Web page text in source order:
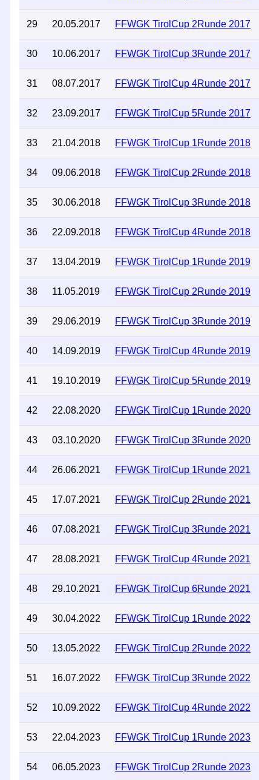
29 20.05.2017 FFWGK TirolCup 2Runde 2017
30 10.06.2017 FFWGK TirolCup 3Runde 2017
31 08.07.2017 FFWGK TirolCup 4Runde 2017
32 23.09.2017 FFWGK TirolCup 5Runde 2017
33 21.04.2018 FFWGK TirolCup 1Runde 2018
34 09.06.2018 FFWGK TirolCup 2Runde 2018
35 30.06.2018 FFWGK TirolCup 3Runde 2018
36 22.09.2018 FFWGK TirolCup 4Runde 2018
37 13.04.2019 FFWGK TirolCup 1Runde 2019
38 11.05.2019 FFWGK TirolCup 2Runde 2019
39 29.06.2019 FFWGK TirolCup 3Runde 2019
40 14.09.2019 FFWGK TirolCup 4Runde 2019
41 19.10.2019 FFWGK TirolCup 5Runde 2019
42 22.08.2020 FFWGK TirolCup 1Runde 2020
43 03.10.2020 FFWGK TirolCup 3Runde 2020
44 26.06.2021 FFWGK TirolCup 1Runde 2021
45 17.07.2021 FFWGK TirolCup 2Runde 2021
46 07.08.2021 FFWGK TirolCup 3Runde 2021
47 28.08.2021 FFWGK TirolCup 4Runde 2021
48 29.10.2021 FFWGK TirolCup 6Runde 2021
49 30.04.2022 FFWGK TirolCup 1Runde 2022
50 13.05.2022 FFWGK TirolCup 2Runde 2022
51 16.07.2022 FFWGK TirolCup 3Runde 2022
52 10.09.2022 FFWGK TirolCup 4Runde 2022
53 22.04.2023 FFWGK TirolCup 1Runde 2023
54 06.05.2023 FFWGK TirolCup 2Runde 2023